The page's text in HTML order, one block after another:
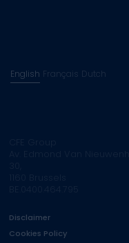
English Français Dutch
Disclaimer
Cookies Policy